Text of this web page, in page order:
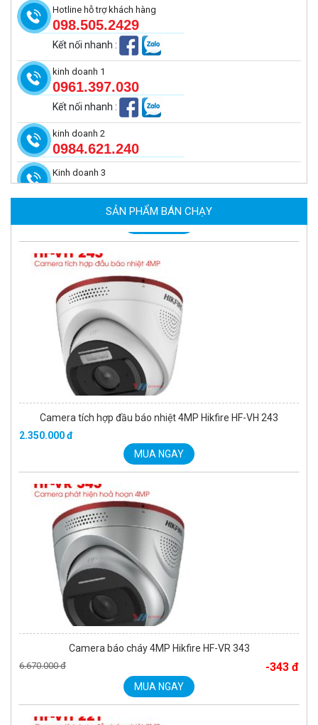
Hotline hỗ trợ khách hàng
098.505.2429
Kết nối nhanh :
kinh doanh 1
0961.397.030
Kết nối nhanh :
kinh doanh 2
0984.621.240
Kinh doanh 3
SẢN PHẨM BÁN CHẠY
Camera tích hợp đầu báo nhiệt 2MP Hikfire HF-VH 223
MUA NGAY
Camera tích hợp đầu báo nhiệt 4MP Hikfire HF-VH 243
2.350.000 đ
MUA NGAY
Camera báo cháy 4MP Hikfire HF-VR 343
6.670.000 đ -343 đ
MUA NGAY